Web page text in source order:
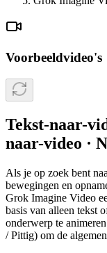
Voorbeeldvideo's
Tekst-naar-
naar-video ·
Als je op zoek bent
bewegingen en
Grok Imagine Video
basis van alleen tekst
onderwerp te
/ Pittig) om de